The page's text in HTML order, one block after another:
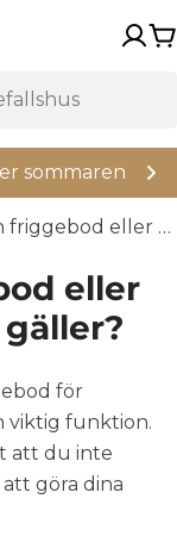
sommaren
Toalett i en friggebod eller attefallshus - vad gäller?
eller
för
viktig funktion.
att du inte
göra dina